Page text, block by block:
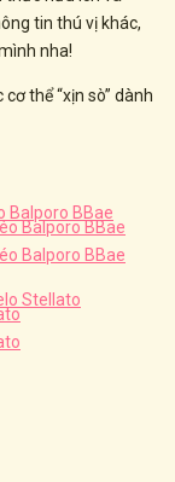
tin thú vị khác,
nha!
thể “xịn sò” dành
Balporo BBae
Balporo BBae
Balporo BBae
Stellato